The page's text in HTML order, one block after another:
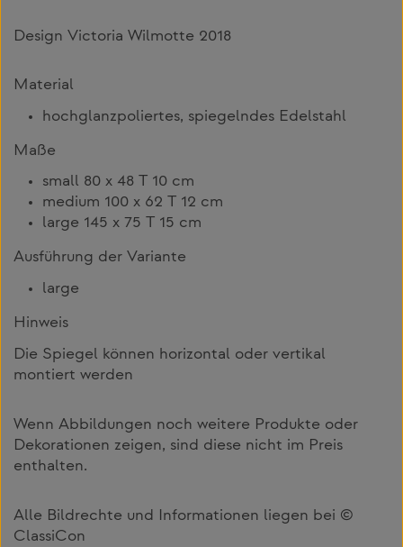
Design Victoria Wilmotte 2018
Material
hochglanzpoliertes, spiegelndes Edelstahl
Maße
small 80 x 48 T 10 cm
medium 100 x 62 T 12 cm
large 145 x 75 T 15 cm
Ausführung der Variante
large
Hinweis
Die Spiegel können horizontal oder vertikal
montiert werden
Wenn Abbildungen noch weitere Produkte oder
Dekorationen zeigen, sind diese nicht im Preis
enthalten.
Alle Bildrechte und Informationen liegen bei ©
ClassiCon